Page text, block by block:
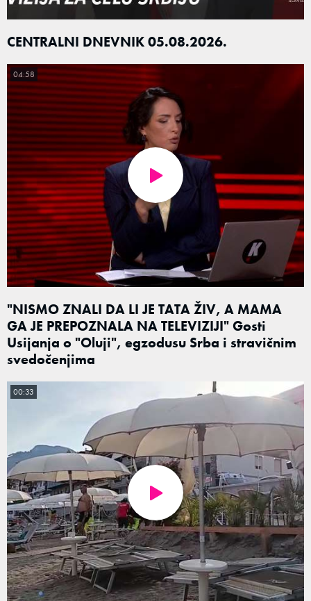
CENTRALNI DNEVNIK 05.08.2026.
"NISMO ZNALI DA LI JE TATA ŽIV, A MAMA
GA JE PREPOZNALA NA TELEVIZIJI" Gosti
Usijanja o "Oluji", egzodusu Srba i stravičnim
svedočenjima
04:58
00:33